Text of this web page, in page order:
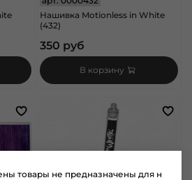
Нашивка Motionless in White
(432)
350 руб
В корзину
товары не предназначены для н